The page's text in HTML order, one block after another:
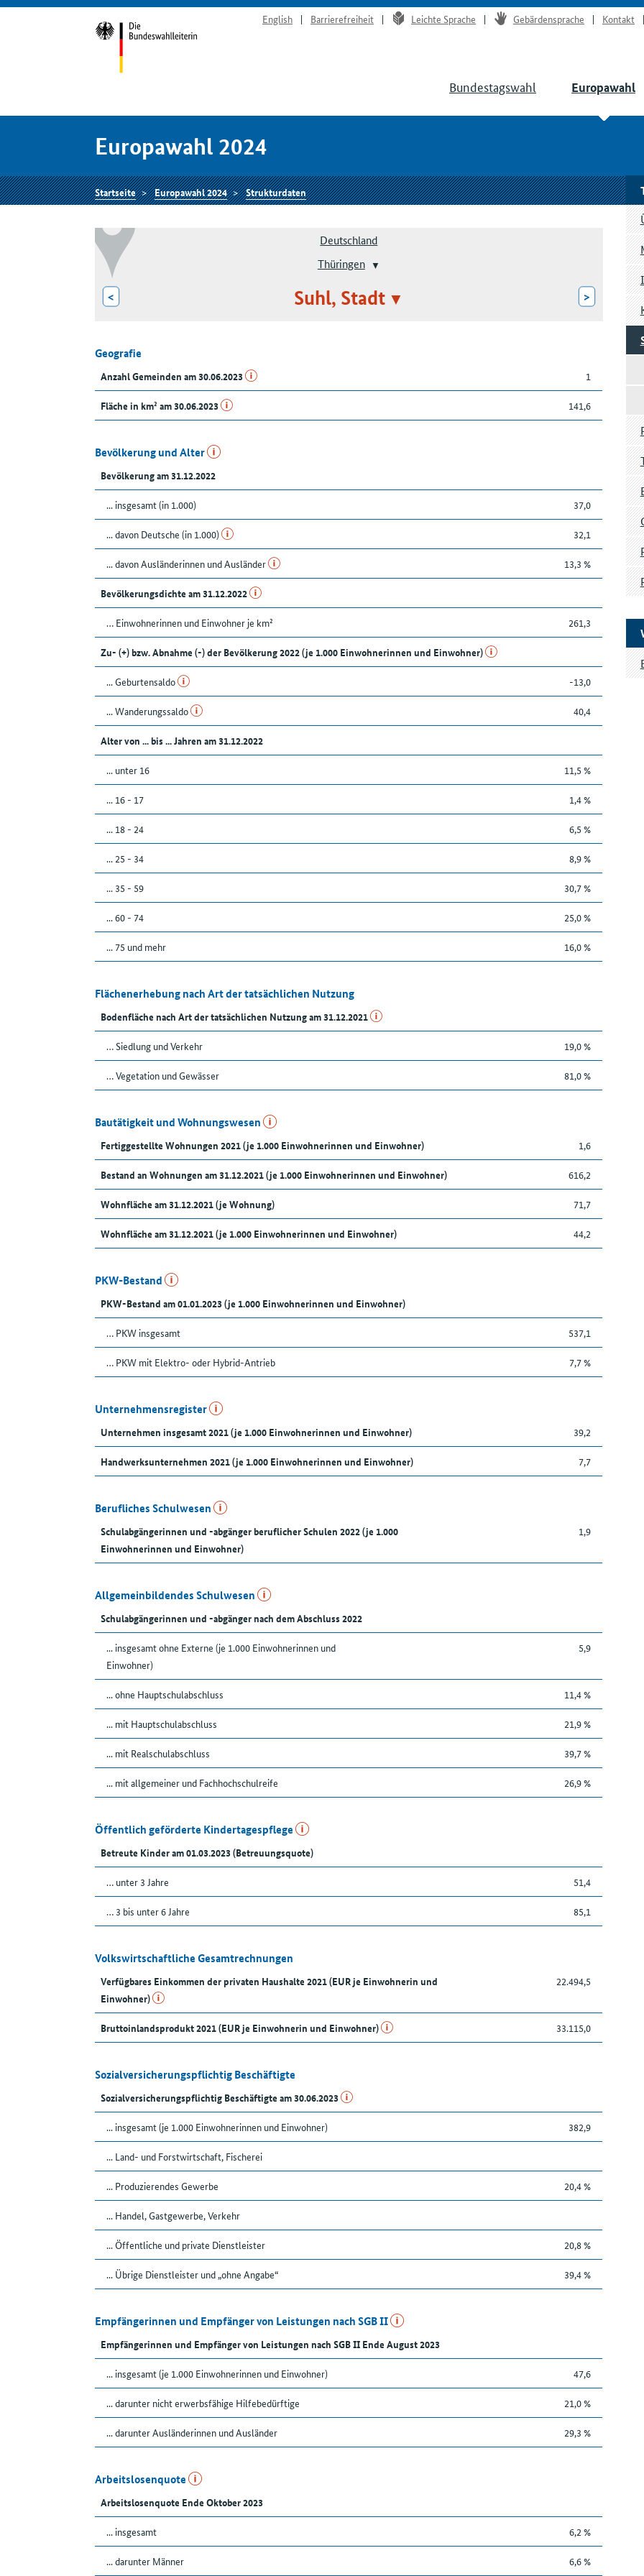
English Barrierefreiheit Leichte Sprache Gebärdensprache Kontakt
Bundestagswahl Europawahl
Europawahl 2024
Startseite Europawahl 2024 Strukturdaten
Deutschland
Thüringen
< Suhl, Stadt >
Geografie
Anzahl Gemeinden am 30.06.2023 1
Fläche in km² am 30.06.2023 141,6
Bevölkerung und Alter
Bevölkerung am 31.12.2022
... insgesamt (in 1.000) 37,0
... davon Deutsche (in 1.000) 32,1
... davon Ausländerinnen und Ausländer 13,3 %
Bevölkerungsdichte am 31.12.2022
… Einwohnerinnen und Einwohner je km² 261,3
Zu- (+) bzw. Abnahme (-) der Bevölkerung 2022 (je 1.000 Einwohnerinnen und Einwohner)
... Geburtensaldo -13,0
... Wanderungssaldo 40,4
Alter von ... bis ... Jahren am 31.12.2022
... unter 16 11,5 %
... 16 - 17 1,4 %
... 18 - 24 6,5 %
... 25 - 34 8,9 %
... 35 - 59 30,7 %
... 60 - 74 25,0 %
... 75 und mehr 16,0 %
Flächenerhebung nach Art der tatsächlichen Nutzung
Bodenfläche nach Art der tatsächlichen Nutzung am 31.12.2021
… Siedlung und Verkehr 19,0 %
… Vegetation und Gewässer 81,0 %
Bautätigkeit und Wohnungswesen
Fertiggestellte Wohnungen 2021 (je 1.000 Einwohnerinnen und Einwohner) 1,6
Bestand an Wohnungen am 31.12.2021 (je 1.000 Einwohnerinnen und Einwohner) 616,2
Wohnfläche am 31.12.2021 (je Wohnung) 71,7
Wohnfläche am 31.12.2021 (je 1.000 Einwohnerinnen und Einwohner) 44,2
PKW-Bestand
PKW-Bestand am 01.01.2023 (je 1.000 Einwohnerinnen und Einwohner)
… PKW insgesamt 537,1
… PKW mit Elektro- oder Hybrid-Antrieb 7,7 %
Unternehmensregister
Unternehmen insgesamt 2021 (je 1.000 Einwohnerinnen und Einwohner) 39,2
Handwerksunternehmen 2021 (je 1.000 Einwohnerinnen und Einwohner) 7,7
Berufliches Schulwesen
Schulabgängerinnen und -abgänger beruflicher Schulen 2022 (je 1.000
Einwohnerinnen und Einwohner)
1,9
Allgemeinbildendes Schulwesen
Schulabgängerinnen und -abgänger nach dem Abschluss 2022
... insgesamt ohne Externe (je 1.000 Einwohnerinnen und
Einwohner)
5,9
... ohne Hauptschulabschluss 11,4 %
... mit Hauptschulabschluss 21,9 %
... mit Realschulabschluss 39,7 %
... mit allgemeiner und Fachhochschulreife 26,9 %
Öffentlich geförderte Kindertagespflege
Betreute Kinder am 01.03.2023 (Betreuungsquote)
… unter 3 Jahre 51,4
… 3 bis unter 6 Jahre 85,1
Volkswirtschaftliche Gesamtrechnungen
Verfügbares Einkommen der privaten Haushalte 2021 (EUR je Einwohnerin und
Einwohner)
22.494,5
Bruttoinlandsprodukt 2021 (EUR je Einwohnerin und Einwohner) 33.115,0
Sozialversicherungspflichtig Beschäftigte
Sozialversicherungspflichtig Beschäftigte am 30.06.2023
... insgesamt (je 1.000 Einwohnerinnen und Einwohner) 382,9
... Land- und Forstwirtschaft, Fischerei
... Produzierendes Gewerbe 20,4 %
... Handel, Gastgewerbe, Verkehr
... Öffentliche und private Dienstleister 20,8 %
... Übrige Dienstleister und „ohne Angabe“ 39,4 %
Empfängerinnen und Empfänger von Leistungen nach SGB II
Empfängerinnen und Empfänger von Leistungen nach SGB II Ende August 2023
... insgesamt (je 1.000 Einwohnerinnen und Einwohner) 47,6
... darunter nicht erwerbsfähige Hilfebedürftige 21,0 %
... darunter Ausländerinnen und Ausländer 29,3 %
Arbeitslosenquote
Arbeitslosenquote Ende Oktober 2023
... insgesamt 6,2 %
... darunter Männer 6,6 %